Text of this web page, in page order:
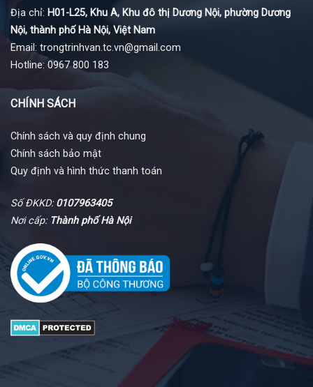
Địa chỉ: H01-L25, Khu A, Khu đô thị Dương Nội, phường Dương
Nội, thành phố Hà Nội, Việt Nam
Email: trongtrinhvan.tc.vn@gmail.com
Hotline: 0967 800 183
CHÍNH SÁCH
Chính sách và quy định chung
Chính sách bảo mật
Quy định và hình thức thanh toán
Số ĐKKD:0107963405
Nơi cấp: Thành phố Hà Nội